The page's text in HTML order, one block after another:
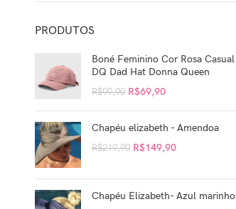
PRODUTOS
Boné Feminino Cor Rosa Casual
DQ Dad Hat Donna Queen
R$99,90 R$69,90
Chapéu elizabeth - Amendoa
R$219,90 R$149,90
Chapéu Elizabeth- Azul marinho